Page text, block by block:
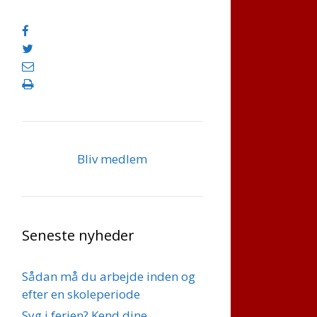
Bliv medlem
Seneste nyheder
Sådan må du arbejde inden og
efter en skoleperiode